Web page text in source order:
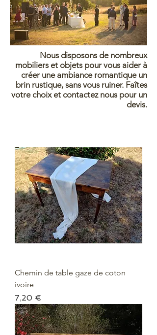
Nous disposons de nombreux
mobiliers et objets pour vous aider à
créer une ambiance romantique un
brin rustique, sans vous ruiner. Faîtes
votre choix et contactez nous pour un
devis.
Chemin de table gaze de coton
ivoire
Prix
7,20 €